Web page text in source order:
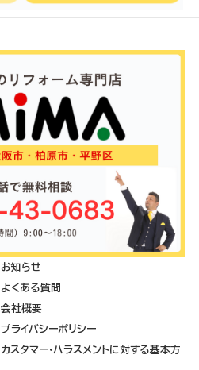
お知らせ
よくある質問
会社概要
プライバシーポリシー
カスタマー・ハラスメントに対する基本方